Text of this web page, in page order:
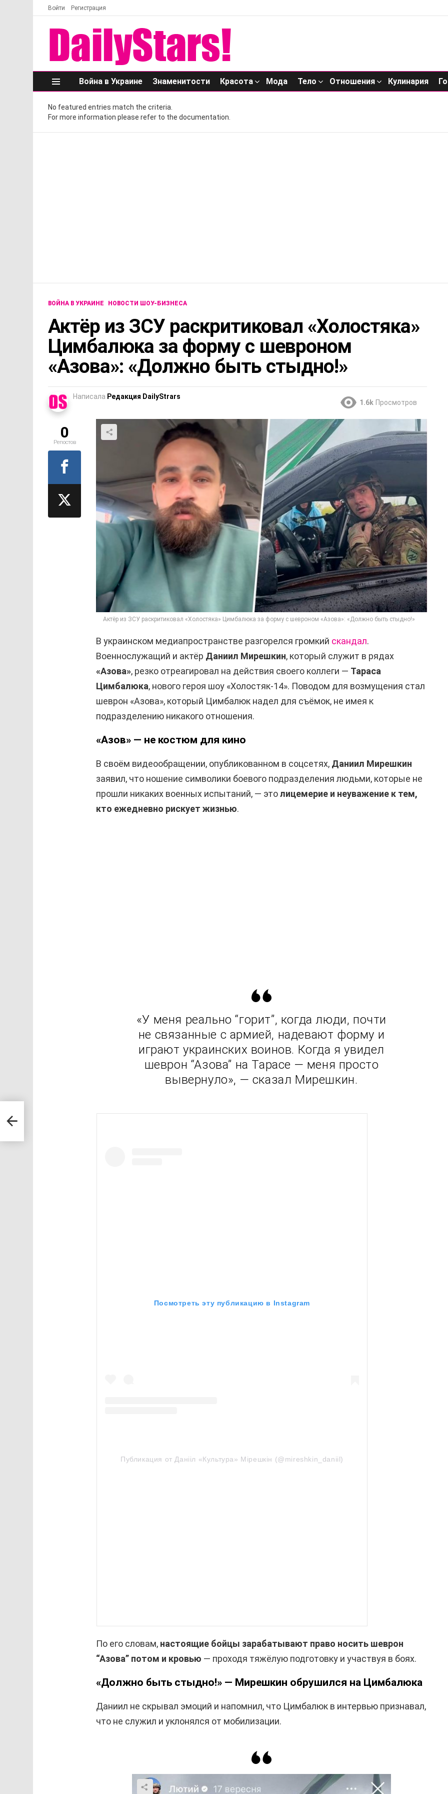
Войти Регистрация
Меню
Война в Украине Знаменитости Красота Мода Тело Отношения Кулинария
No featured entries match the criteria.
For more information please refer to the documentation.
ВОЙНА В УКРАИНЕ НОВОСТИ ШОУ-БИЗНЕСА
Актёр из ЗСУ раскритиковал «Холостяка»
Цимбалюка за форму с шевроном
«Азова»: «Должно быть стыдно!»
Написала Редакция DailyStrars
1.6k Просмотров
Актёр из ЗСУ раскритиковал «Холостяка» Цимбалюка за форму с шевроном «Азова»: «Должно быть стыдно!»
В украинском медиапространстве разгорелся громкий скандал.
Военнослужащий и актёр Даниил Мирешкин, который служит в рядах
«Азова», резко отреагировал на действия своего коллеги — Тараса
Цимбалюка, нового героя шоу «Холостяк-14». Поводом для возмущения стал
шеврон «Азова», который Цимбалюк надел для съёмок, не имея к
подразделению никакого отношения.
«Азов» — не костюм для кино
В своём видеообращении, опубликованном в соцсетях, Даниил Мирешкин
заявил, что ношение символики боевого подразделения людьми, которые не
прошли никаких военных испытаний, — этолицемерие и неуважение к тем,
кто ежедневно рискует жизнью.
«У меня реально “горит”, когда люди, почти
не связанные с армией, надевают форму и
играют украинских воинов. Когда я увидел
шеврон “Азова” на Тарасе — меня просто
вывернуло», — сказал Мирешкин.
Посмотреть эту публикацию в Instagram
Публикация от Данііл «Культура» Мірешкін (@mireshkin_daniil)
По его словам, настоящие бойцы зарабатывают право носить шеврон
“Азова” потом и кровью — проходя тяжёлую подготовку и участвуя в боях.
«Должно быть стыдно!» — Мирешкин обрушился на Цимбалюка
Даниил не скрывал эмоций и напомнил, что Цимбалюк в интервью признавал,
что не служил и уклонялся от мобилизации.
0
Репостов